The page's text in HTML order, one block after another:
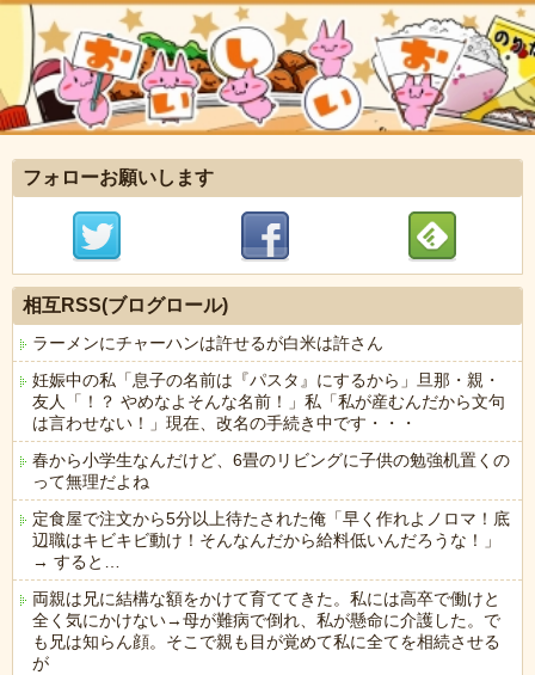
フォローお願いします
相互RSS(ブログロール)
ラーメンにチャーハンは許せるが白米は許さん
妊娠中の私「息子の名前は『パスタ』にするから」旦那・親・
友人「！？ やめなよそんな名前！」私「私が産むんだから文句
は言わせない！」現在、改名の手続き中です・・・
春から小学生なんだけど、6畳のリビングに子供の勉強机置くの
って無理だよね
定食屋で注文から5分以上待たされた俺「早く作れよノロマ！底
辺職はキビキビ動け！そんなんだから給料低いんだろうな！」
→ すると…
両親は兄に結構な額をかけて育ててきた。私には高卒で働けと
全く気にかけない→母が難病で倒れ、私が懸命に介護した。で
も兄は知らん顔。そこで親も目が覚めて私に全てを相続させる
が